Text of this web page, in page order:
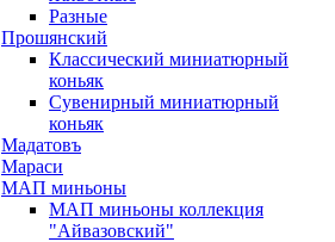
Разные
Прошянский
Классический миниатюрный
коньяк
Сувенирный миниатюрный
коньяк
Мадатовъ
Мараси
МАП миньоны
МАП миньоны коллекция
"Айвазовский"